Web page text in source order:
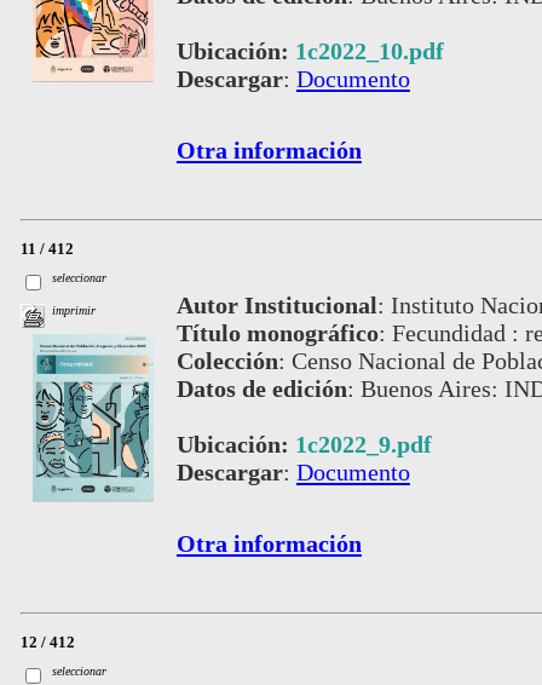
Ubicación: 1c2022_10.pdf
Descargar: Documento
Otra información
11 / 412
seleccionar
imprimir Autor Institucional: Instituto
Título monográfico: Fecundidad :
Colección: Censo Nacional de
Datos de edición: Buenos Aires:
Ubicación: 1c2022_9.pdf
Descargar: Documento
Otra información
12 / 412
seleccionar